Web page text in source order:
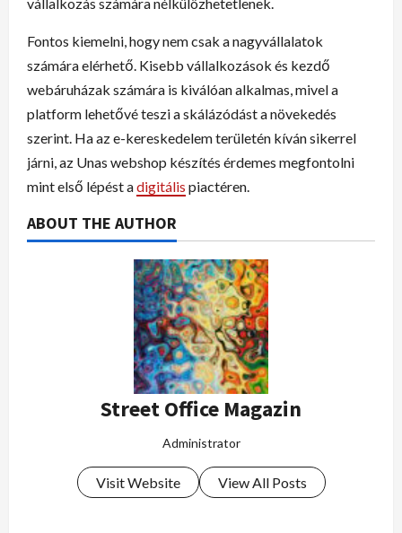
Fontos kiemelni, hogy nem csak a nagyvállalatok
számára elérhető. Kisebb vállalkozások és kezdő
webáruházak számára is kiválóan alkalmas, mivel a
platform lehetővé teszi a skálázódást a növekedés
szerint. Ha az e-kereskedelem területén kíván sikerrel
járni, az Unas webshop készítés érdemes megfontolni
mint első lépést adigitális piactéren.
ABOUT THE AUTHOR
Street Office Magazin
Administrator
Visit Website View All Posts